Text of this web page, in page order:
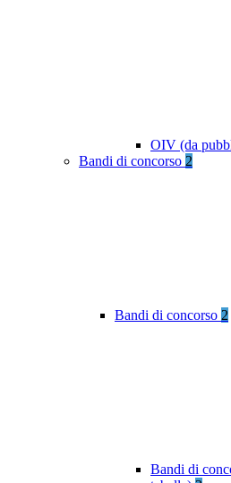
OIV (da
Bandi di concorso 2
Bandi di concorso 2
Bandi di